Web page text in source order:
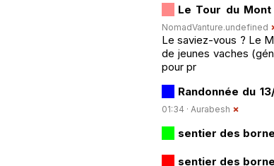
Le Tour du
NomadVanture.undefined
Le saviez-vous ? Le
de jeunes vaches
pour pr
Randonnée du
01:34 · Aurabesh
sentier des
sentier des